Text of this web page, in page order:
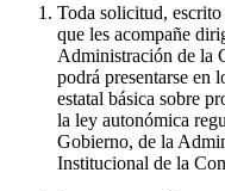
Toda solicitud,
que les acompañe
Administración de la
podrá presentarse en
estatal básica sobre
la ley autonómica
Gobierno, de la
Institucional de la